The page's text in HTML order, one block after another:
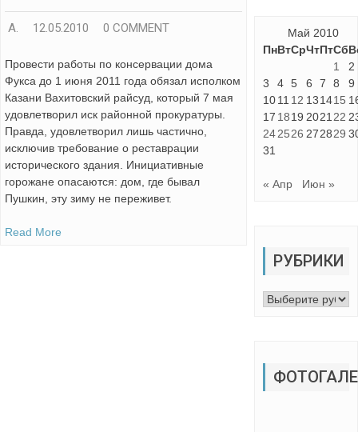
А. 12.05.2010 0 COMMENT
Провести работы по консервации дома
Фукса до 1 июня 2011 года обязал исполком
Казани Вахитовский райсуд, который 7 мая
удовлетворил иск районной прокуратуры.
Правда, удовлетворил лишь частично,
исключив требование о реставрации
исторического здания. Инициативные
горожане опасаются: дом, где бывал
Пушкин, эту зиму не переживет.
Read More
Май 2010
ПнВтСрЧтПтСб
1
2
3
4 5 6 7 8
9
1011 12 131415
17 1819 2021 22
242526 272829
31
« Апр Июн »
РУБРИКИ
Рубрики